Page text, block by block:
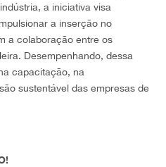
a iniciativa visa
a inserção no
a colaboração entre os
Desempenhando, dessa
capacitação, na
sustentável das empresas de